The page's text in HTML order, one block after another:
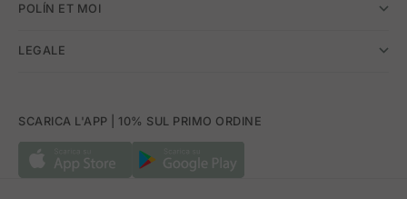
POLÍN ET MOI
LEGALE
SCARICA L'APP | 10% SUL PRIMO ORDINE